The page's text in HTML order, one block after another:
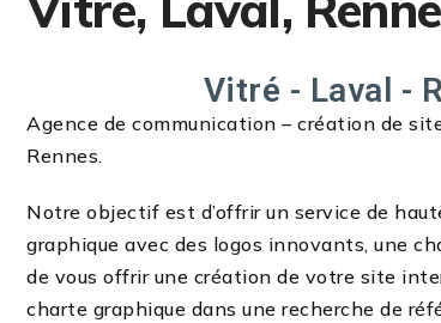
Vitré - Laval -
Agence de communication – création de
Rennes.
Notre objectif est d’offrir un service de
graphique avec des logos innovants, une
de vous offrir une création de votre site
charte graphique dans une recherche de